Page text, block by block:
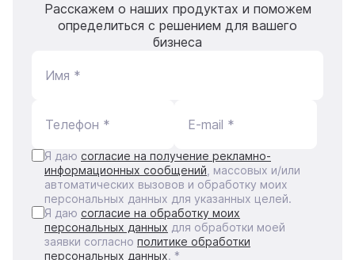
Расскажем о наших продуктах и поможем
определиться с решением для вашего
бизнеса
Имя *
Телефон * E-mail *
Я даю согласие на получение рекламно-
информационных сообщений , массовых и/или
автоматических вызовов и обработку моих
персональных данных для указанных целей.
Я даю согласие на обработку моих
персональных данных для обработки моей
заявки согласно политике обработки
персональных данных. *